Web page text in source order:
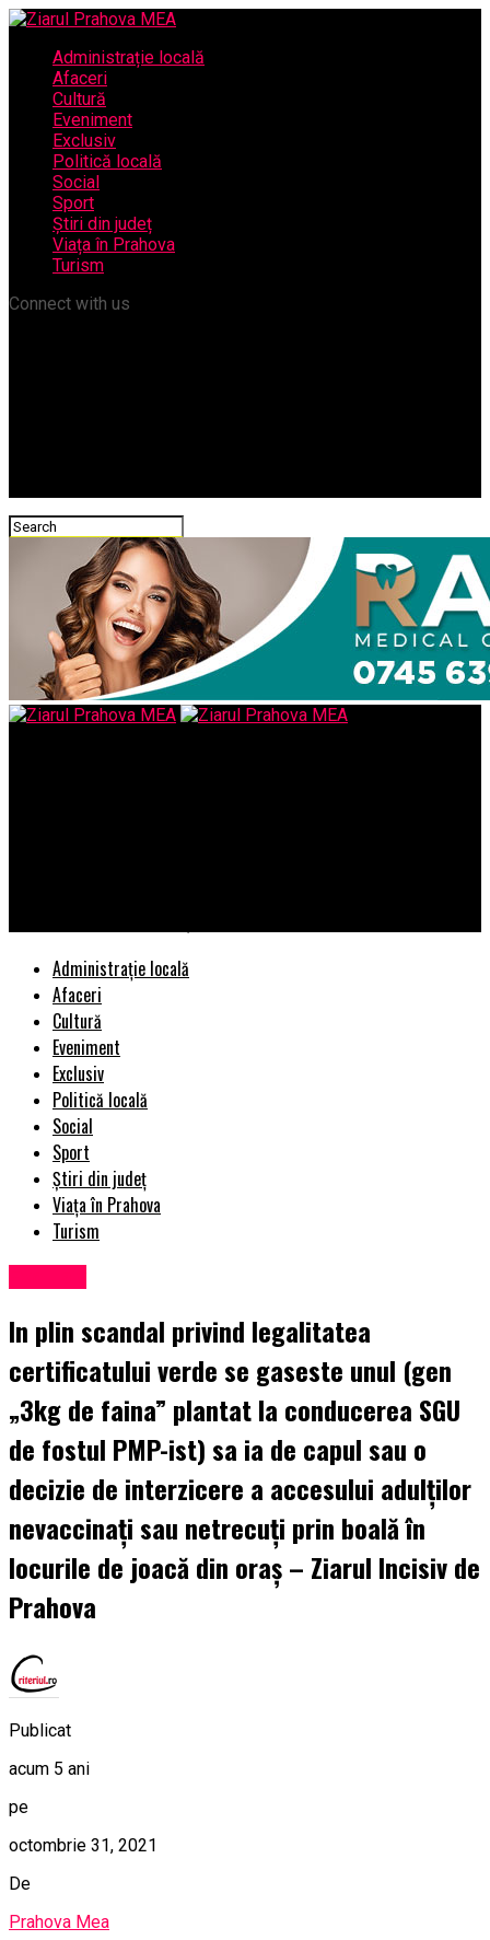
Administrație locală
Afaceri
Cultură
Eveniment
Exclusiv
Politică locală
Social
Sport
Știri din județ
Viața în Prahova
Turism
Connect with us
Administrație locală
Afaceri
Cultură
Eveniment
Exclusiv
Politică locală
Social
Sport
Știri din județ
Viața în Prahova
Turism
In plin scandal privind legalitatea
certificatului verde se gaseste unul (gen
„3kg de faina” plantat la conducerea SGU
de fostul PMP-ist) sa ia de capul sau o
decizie de interzicere a accesului adulţilor
nevaccinaţi sau netrecuţi prin boală în
locurile de joacă din oraş – Ziarul Incisiv de
Prahova
Publicat
acum 5 ani
pe
octombrie 31, 2021
De
Prahova Mea